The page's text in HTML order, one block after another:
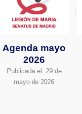
Agenda mayo
2026
Publicada el: 29 de
mayo de 2026